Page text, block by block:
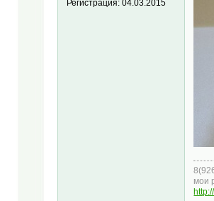
Регистрация:04.03.2015
мои